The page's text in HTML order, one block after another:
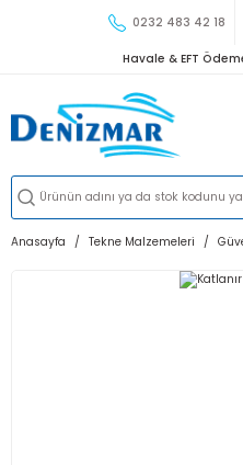
0232 483 42 18
Havale & EFT
Anasayfa Tekne Malzemeleri